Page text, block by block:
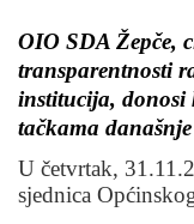
OIO SDA Žepče,
transparentnosti
institucija,
tačkama
U četvrtak,
sjednica